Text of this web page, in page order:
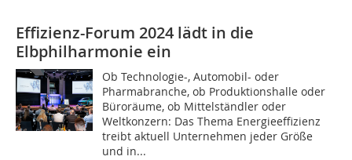
Effizienz-Forum 2024 lädt in die
Elbphilharmonie ein
Ob Technologie-, Automobil- oder
Pharmabranche, ob Produktionshalle oder
Büroräume, ob Mittelständler oder
Weltkonzern: Das Thema Energieeffizienz
treibt aktuell Unternehmen jeder Größe
und in...